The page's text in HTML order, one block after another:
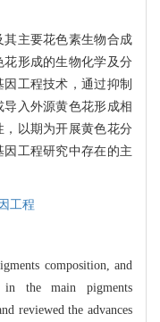
主要花色素生物合成
形成的生物化学及分
工程技术，通过抑制
入外源黄色花形成相
以期为开展黄色花分
工程研究中存在的主
工程
composition, and
in the main pigments
reviewed the advances